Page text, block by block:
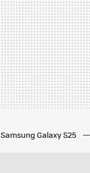
Samsung Galaxy S25